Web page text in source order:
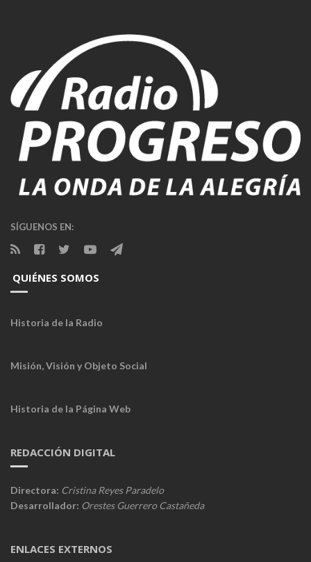
SÍGUENOS EN:
QUIÉNES SOMOS
Historia de la Radio
Misión, Visión y Objeto Social
Historia de la Página Web
REDACCIÓN DIGITAL
Directora: Cristina Reyes Paradelo
Desarrollador: Orestes Guerrero Castañeda
ENLACES EXTERNOS